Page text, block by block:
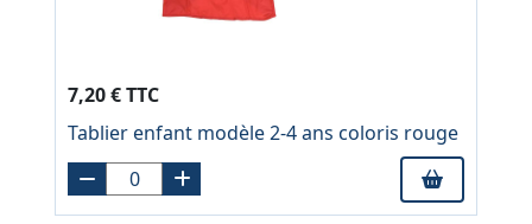
7,20 € TTC
Tablier enfant modèle 2-4 ans coloris rouge